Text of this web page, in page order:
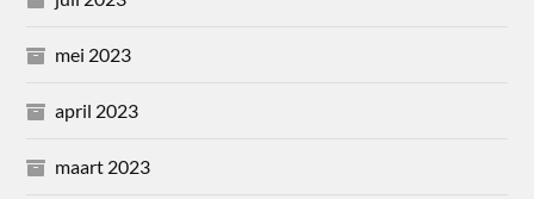
mei 2023
april 2023
maart 2023